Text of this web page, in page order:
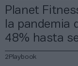
Planet
la pandemia
48% hasta
2Playbook